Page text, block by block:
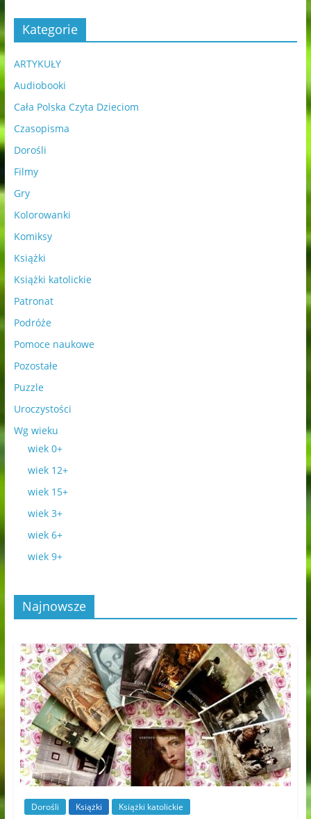
Kategorie
ARTYKUŁY
Audiobooki
Cała Polska Czyta Dzieciom
Czasopisma
Dorośli
Filmy
Gry
Kolorowanki
Komiksy
Książki
Książki katolickie
Patronat
Podróże
Pomoce naukowe
Pozostałe
Puzzle
Uroczystości
Wg wieku
wiek 0+
wiek 12+
wiek 15+
wiek 3+
wiek 6+
wiek 9+
Najnowsze
Dorośli Książki Książki katolickie